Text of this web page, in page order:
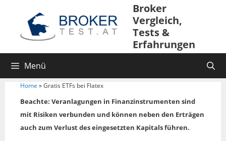
Broker
Vergleich,
Tests &
Erfahrungen
Menü
Home »Gratis ETFs bei Flatex
Beachte: Veranlagungen in Finanzinstrumenten sind
mit Risiken verbunden und können neben den Erträgen
auch zum Verlust des eingesetzten Kapitals führen.